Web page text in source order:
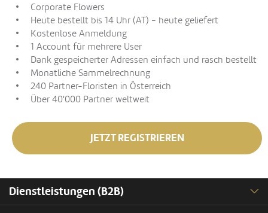
Corporate Flowers
Heute bestellt bis 14 Uhr (AT) - heute geliefert
Kostenlose Anmeldung
1 Account für mehrere User
Dank gespeicherter Adressen einfach und rasch bestellt
Monatliche Sammelrechnung
240 Partner-Floristen in Österreich
Über 40'000 Partner weltweit
JETZT REGISTRIEREN
Dienstleistungen (B2B)